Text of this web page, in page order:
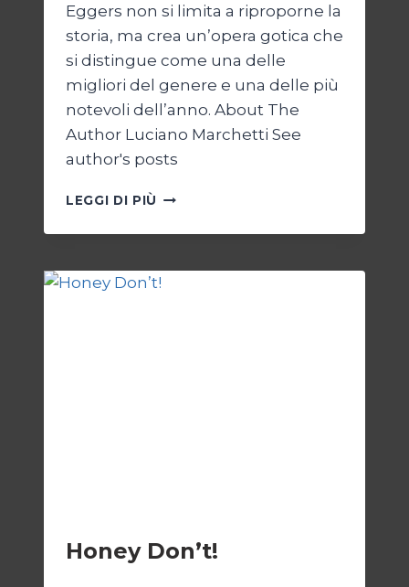
Eggers non si limita a riproporne la
storia, ma crea un’opera gotica che
si distingue come una delle
migliori del genere e una delle più
notevoli dell’anno. About The
Author Luciano Marchetti See
author's posts
LEGGI DI PIÙ NOSFERATU
Honey Don’t!